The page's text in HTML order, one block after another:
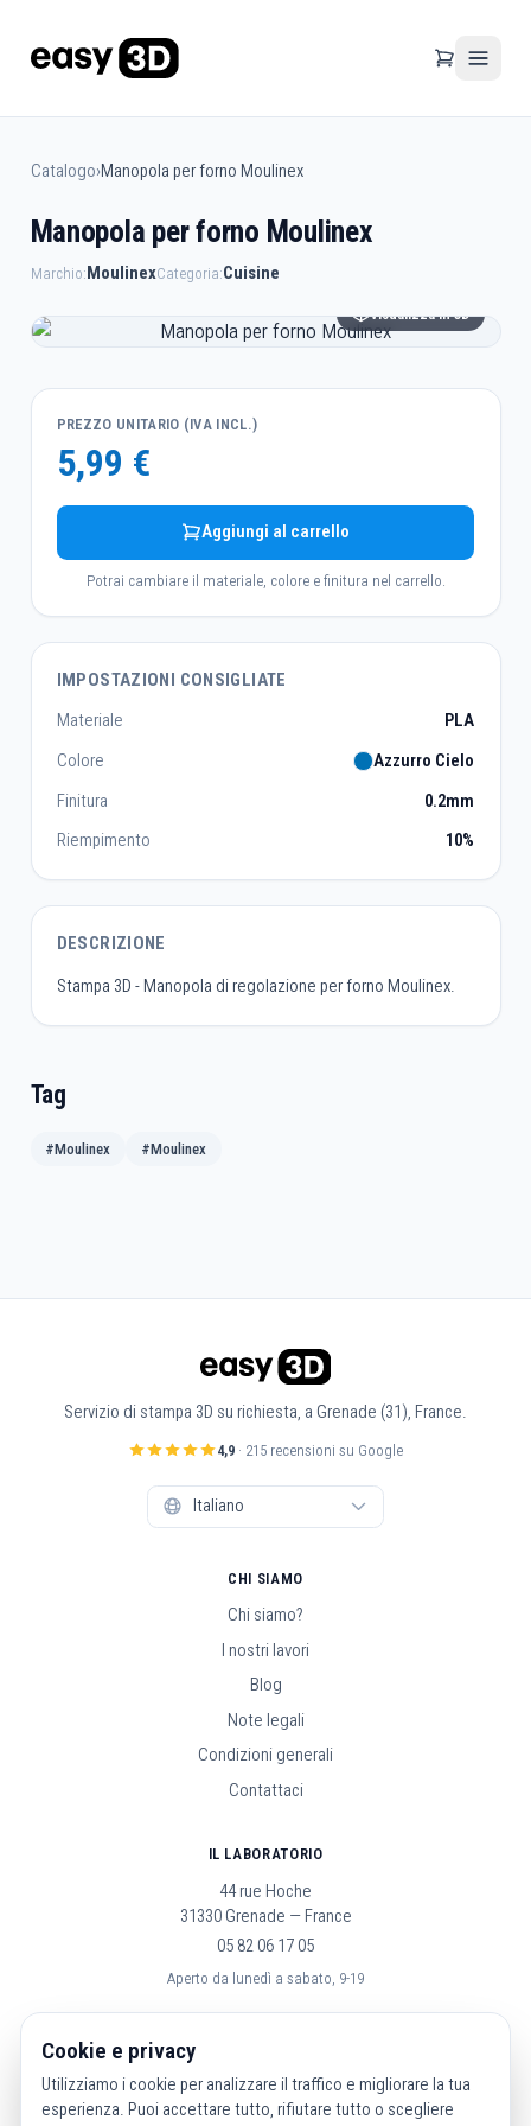
Catalogo›Manopola per forno Moulinex
Manopola per forno Moulinex
Marchio:MoulinexCategoria:Cuisine
Visualizza in 3D
PREZZO UNITARIO (IVA INCL.)
5,99 €
Aggiungi al carrello
Potrai cambiare il materiale, colore e finitura nel carrello.
IMPOSTAZIONI CONSIGLIATE
Materiale
PLA
Colore
Azzurro Cielo
Finitura
0.2mm
Riempimento
10%
DESCRIZIONE
Stampa 3D - Manopola di regolazione per forno Moulinex.
Tag
#Moulinex #Moulinex
Servizio di stampa 3D su richiesta, a Grenade (31), France.
4,9· 215 recensioni su Google
CHI SIAMO
Chi siamo?
I nostri lavori
Blog
Note legali
Condizioni generali
Contattaci
IL LABORATORIO
44 rue Hoche
31330 Grenade — France
05 82 06 17 05
Aperto da lunedì a sabato, 9-19
Cookie e privacy
Utilizziamo i cookie per analizzare il traffico e migliorare la tua
esperienza. Puoi accettare tutto, rifiutare tutto o scegliere